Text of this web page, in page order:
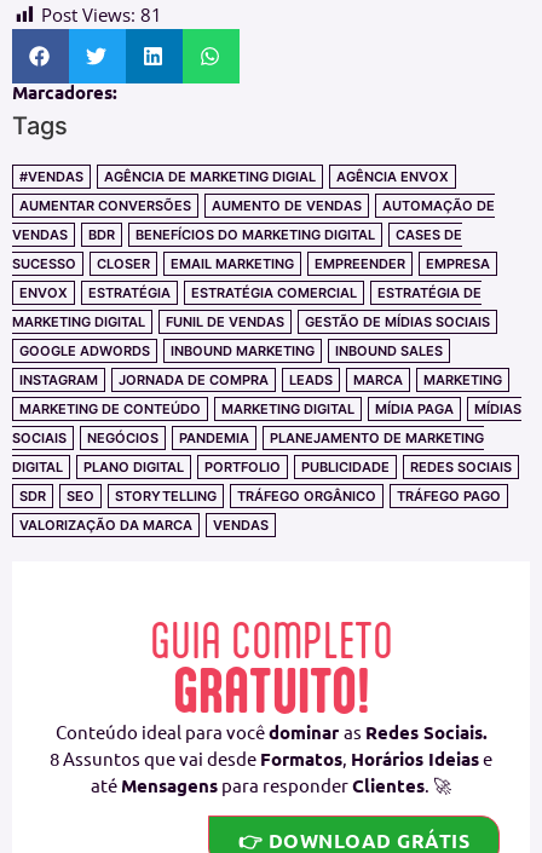
Post Views: 81
Marcadores:
Tags
#VENDAS AGÊNCIA DE MARKETING DIGIAL
AGÊNCIA ENVOX
AUMENTAR CONVERSÕES
AUMENTO DE VENDAS
AUTOMAÇÃO DE
VENDAS
BDR BENEFÍCIOS DO MARKETING DIGITAL
CASES DE
SUCESSO
CLOSER EMAIL MARKETING EMPREENDER
EMPRESA
ENVOX
ESTRATÉGIA ESTRATÉGIA COMERCIAL
ESTRATÉGIA DE
MARKETING DIGITAL
FUNIL DE VENDAS
GESTÃO DE MÍDIAS SOCIAIS
GOOGLE ADWORDS
INBOUND MARKETING
INBOUND SALES
INSTAGRAM
JORNADA DE COMPRA LEADS MARCA
MARKETING
MARKETING DE CONTEÚDO
MARKETING DIGITAL MÍDIA PAGA
MÍDIAS
SOCIAIS
NEGÓCIOS PANDEMIA
PLANEJAMENTO DE MARKETING
DIGITAL
PLANO DIGITAL PORTFOLIO PUBLICIDADE
REDES SOCIAIS
SDR
SEO STORYTELLING TRÁFEGO ORGÂNICO
TRÁFEGO PAGO
VALORIZAÇÃO DA MARCA
VENDAS
GUIA COMPLETO
GRATUITO!
Conteúdo ideal para vocêdominar as Redes Sociais.
8 Assuntos que vai desde Formatos Horários Ideiase
até Mensagens para responderClientes . 🚀
👉 DOWNLOAD GRÁTIS